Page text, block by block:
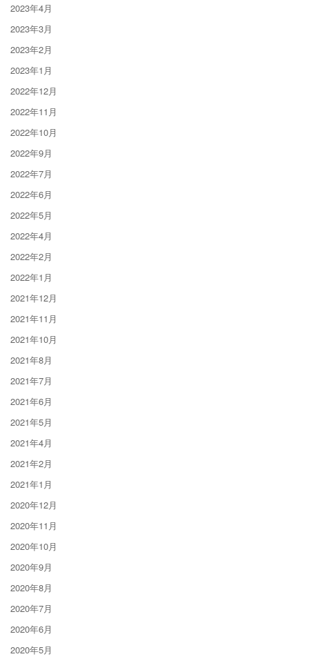
2023年4月
2023年3月
2023年2月
2023年1月
2022年12月
2022年11月
2022年10月
2022年9月
2022年7月
2022年6月
2022年5月
2022年4月
2022年2月
2022年1月
2021年12月
2021年11月
2021年10月
2021年8月
2021年7月
2021年6月
2021年5月
2021年4月
2021年2月
2021年1月
2020年12月
2020年11月
2020年10月
2020年9月
2020年8月
2020年7月
2020年6月
2020年5月